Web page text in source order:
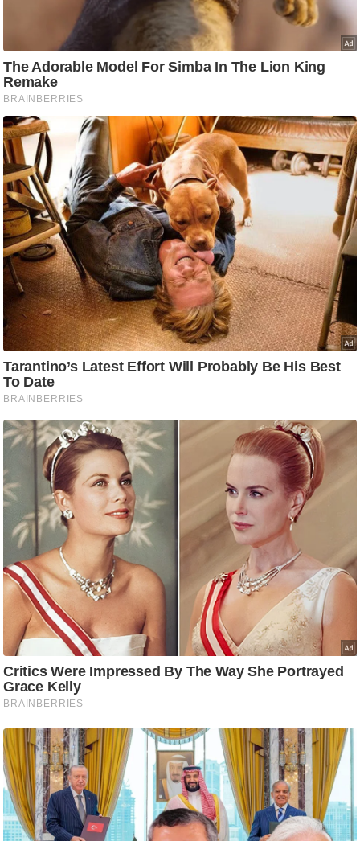
e
w
s
ला
इ
फ
स्टा
इ
ल
टे
क्नॉ
लॉ
जी
ब्यू
टी
/
फै
श
न
रे
नु
स्खे
प
र्य
न
स्थ
ल
फि
ने
स
मं
त्रा
रि